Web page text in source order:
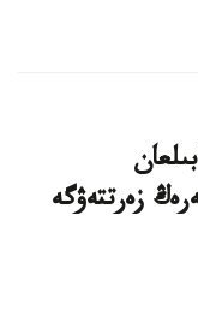
زەرتتەۋگە